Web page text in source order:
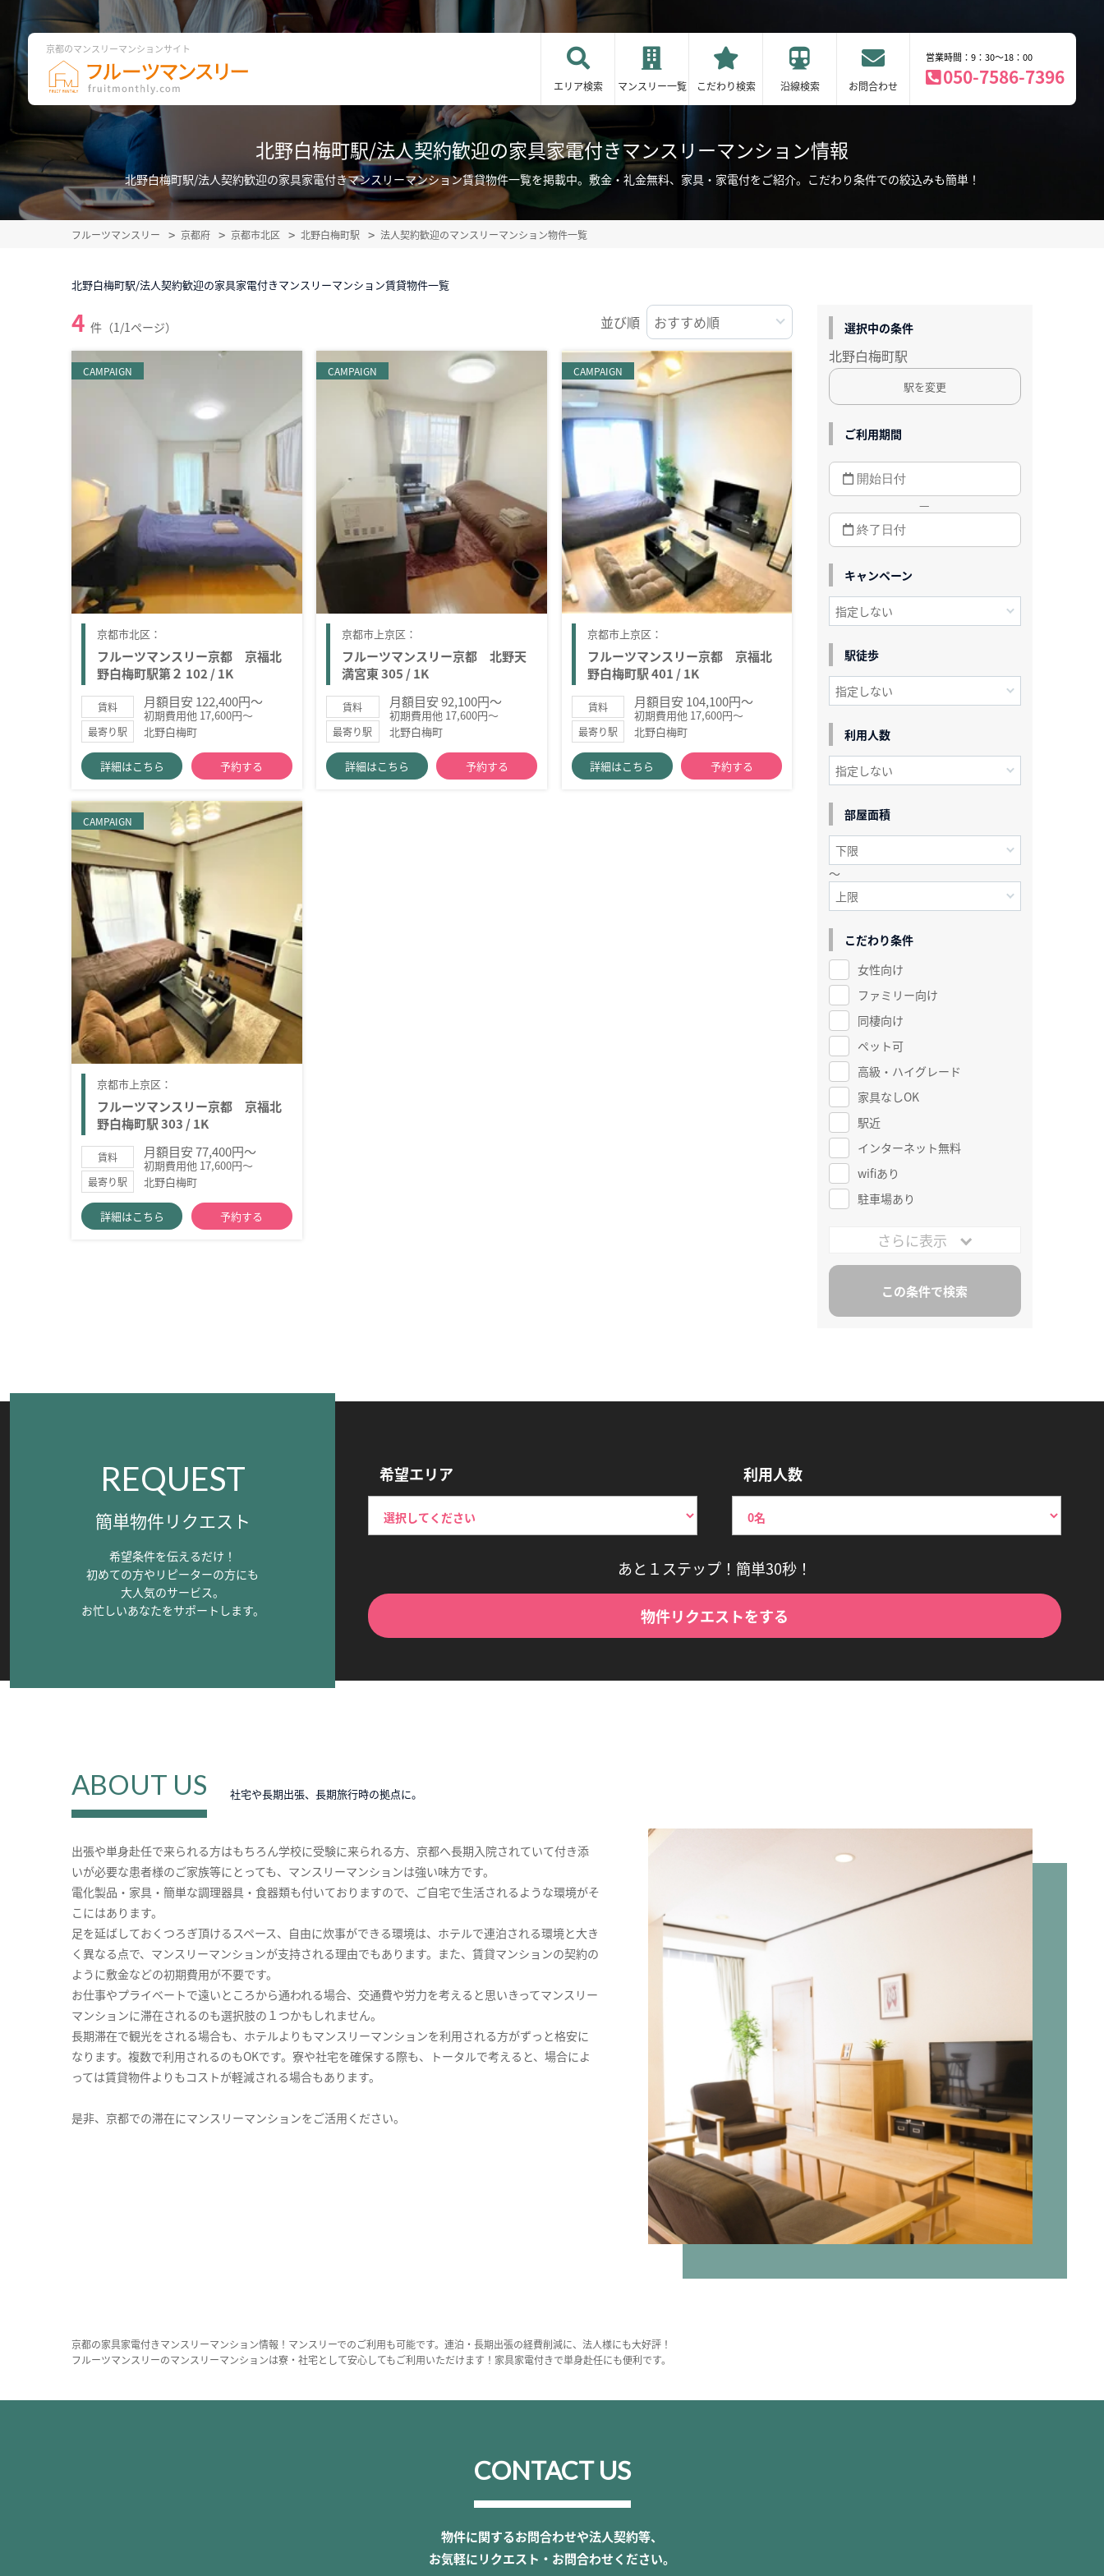
京都のマンスリーマンションサイト
エリア検索 マンスリー一覧 こだわり検索 沿線検索 お問合わせ
営業時間：9：30～18：00
050-7586-7396
北野白梅町駅/法人契約歓迎の家具家電付きマンスリーマンション情報
北野白梅町駅/法人契約歓迎の家具家電付きマンスリーマンション賃貸物件一覧を掲載中。敷金・礼金無料、家具・家電付をご紹介。こだわり条件での絞込みも簡単！
フルーツマンスリー 京都府 京都市北区 北野白梅町駅 法人契約歓迎のマンスリーマンション物件一覧
北野白梅町駅/法人契約歓迎の家具家電付きマンスリーマンション賃貸物件一覧
4 件（1/1ページ） 並び順
CAMPAIGN
京都市北区：
フルーツマンスリー京都 京福北
野白梅町駅第２ 102 / 1K
賃料 月額目安 122,400円～
初期費用他 17,600円～
最寄り駅 北野白梅町
詳細はこちら 予約する
CAMPAIGN
京都市上京区：
フルーツマンスリー京都 北野天
満宮東 305 / 1K
賃料 月額目安 92,100円～
初期費用他 17,600円～
最寄り駅 北野白梅町
詳細はこちら 予約する
CAMPAIGN
京都市上京区：
フルーツマンスリー京都 京福北
野白梅町駅 401 / 1K
賃料 月額目安 104,100円～
初期費用他 17,600円～
最寄り駅 北野白梅町
詳細はこちら 予約する
CAMPAIGN
京都市上京区：
フルーツマンスリー京都 京福北
野白梅町駅 303 / 1K
賃料 月額目安 77,400円～
初期費用他 17,600円～
最寄り駅 北野白梅町
詳細はこちら 予約する
選択中の条件
北野白梅町駅
駅を変更
ご利用期間
—
キャンペーン
駅徒歩
利用人数
部屋面積
～
こだわり条件
女性向け
ファミリー向け
同棲向け
ペット可
高級・ハイグレード
家具なしOK
駅近
インターネット無料
wifiあり
駐車場あり
さらに表示
REQUEST
簡単物件リクエスト
希望条件を伝えるだけ！
初めての方やリピーターの方にも
大人気のサービス。
お忙しいあなたをサポートします。
希望エリア 利用人数
あと１ステップ！簡単30秒！
物件リクエストをする
ABOUT US 社宅や長期出張、長期旅行時の拠点に。
出張や単身赴任で来られる方はもちろん学校に受験に来られる方、京都へ長期入院されていて付き添
いが必要な患者様のご家族等にとっても、マンスリーマンションは強い味方です。
電化製品・家具・簡単な調理器具・食器類も付いておりますので、ご自宅で生活されるような環境がそ
こにはあります。
足を延ばしておくつろぎ頂けるスペース、自由に炊事ができる環境は、ホテルで連泊される環境と大き
く異なる点で、マンスリーマンションが支持される理由でもあります。また、賃貸マンションの契約の
ように敷金などの初期費用が不要です。
お仕事やプライベートで遠いところから通われる場合、交通費や労力を考えると思いきってマンスリー
マンションに滞在されるのも選択肢の１つかもしれません。
長期滞在で観光をされる場合も、ホテルよりもマンスリーマンションを利用される方がずっと格安に
なります。複数で利用されるのもOKです。寮や社宅を確保する際も、トータルで考えると、場合によ
っては賃貸物件よりもコストが軽減される場合もあります。
是非、京都での滞在にマンスリーマンションをご活用ください。
京都の家具家電付きマンスリーマンション情報！マンスリーでのご利用も可能です。連泊・長期出張の経費削減に、法人様にも大好評！
フルーツマンスリーのマンスリーマンションは寮・社宅として安心してもご利用いただけます！家具家電付きで単身赴任にも便利です。
CONTACT US
物件に関するお問合わせや法人契約等、
お気軽にリクエスト・お問合わせください。